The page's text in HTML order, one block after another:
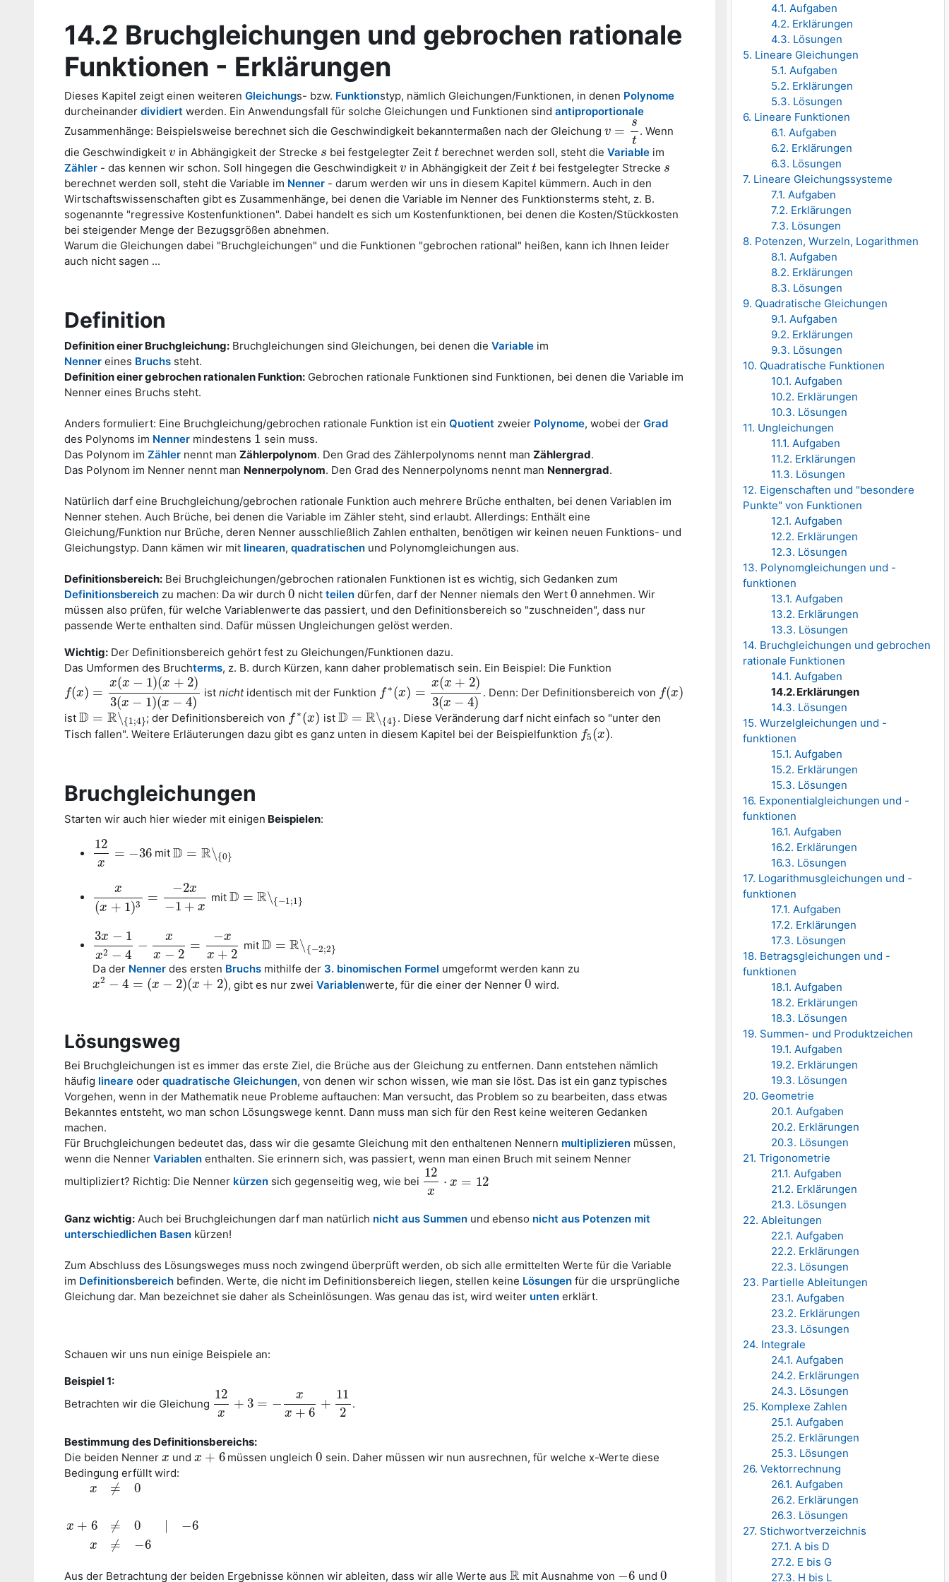
4.1. Aufgaben
4.2. Erklärungen
4.3. Lösungen
5. Lineare Gleichungen
5.1. Aufgaben
5.2. Erklärungen
5.3. Lösungen
6. Lineare Funktionen
6.1. Aufgaben
6.2. Erklärungen
6.3. Lösungen
7. Lineare Gleichungssysteme
7.1. Aufgaben
7.2. Erklärungen
7.3. Lösungen
8. Potenzen, Wurzeln, Logarithmen
8.1. Aufgaben
8.2. Erklärungen
8.3. Lösungen
9. Quadratische Gleichungen
9.1. Aufgaben
9.2. Erklärungen
9.3. Lösungen
10. Quadratische Funktionen
10.1. Aufgaben
10.2. Erklärungen
10.3. Lösungen
11. Ungleichungen
11.1. Aufgaben
11.2. Erklärungen
11.3. Lösungen
12. Eigenschaften und "besondere
Punkte" von Funktionen
12.1. Aufgaben
12.2. Erklärungen
12.3. Lösungen
13. Polynomgleichungen und -
funktionen
13.1. Aufgaben
13.2. Erklärungen
13.3. Lösungen
14. Bruchgleichungen und gebrochen
rationale Funktionen
14.1. Aufgaben
14.2. Erklärungen
14.3. Lösungen
15. Wurzelgleichungen und -
funktionen
15.1. Aufgaben
15.2. Erklärungen
15.3. Lösungen
16. Exponentialgleichungen und -
funktionen
16.1. Aufgaben
16.2. Erklärungen
16.3. Lösungen
17. Logarithmusgleichungen und -
funktionen
17.1. Aufgaben
17.2. Erklärungen
17.3. Lösungen
18. Betragsgleichungen und -
funktionen
18.1. Aufgaben
18.2. Erklärungen
18.3. Lösungen
19. Summen- und Produktzeichen
19.1. Aufgaben
19.2. Erklärungen
19.3. Lösungen
20. Geometrie
20.1. Aufgaben
20.2. Erklärungen
20.3. Lösungen
21. Trigonometrie
21.1. Aufgaben
21.2. Erklärungen
21.3. Lösungen
22. Ableitungen
22.1. Aufgaben
22.2. Erklärungen
22.3. Lösungen
23. Partielle Ableitungen
23.1. Aufgaben
23.2. Erklärungen
23.3. Lösungen
24. Integrale
24.1. Aufgaben
24.2. Erklärungen
24.3. Lösungen
25. Komplexe Zahlen
25.1. Aufgaben
25.2. Erklärungen
25.3. Lösungen
26. Vektorrechnung
26.1. Aufgaben
26.2. Erklärungen
26.3. Lösungen
27. Stichwortverzeichnis
27.1. A bis D
27.2. E bis G
27.3. H bis L
14.2 Bruchgleichungen und gebrochen rationale
Funktionen - Erklärungen
Dieses Kapitel zeigt einen weiteren Gleichungs- bzw. Funktionstyp, nämlich Gleichungen/Funktionen, in denen Polynome
durcheinander dividiert werden. Ein Anwendungsfall für solche Gleichungen und Funktionen sind antiproportionale
Zusammenhänge: Beispielsweise berechnet sich die Geschwindigkeit bekanntermaßen nach der Gleichung v =
s
t
v=st
. Wenn
die Geschwindigkeit v
v in Abhängigkeit der Strecke s
s bei festgelegter Zeitt
t berechnet werden soll, steht dieVariable im
Zähler - das kennen wir schon. Soll hingegen die Geschwindigkeit v
v in Abhängigkeit der Zeit t
t bei festgelegter Strecke s
s
berechnet werden soll, steht die Variable im Nenner - darum werden wir uns in diesem Kapitel kümmern. Auch in den
Wirtschaftswissenschaften gibt es Zusammenhänge, bei denen die Variable im Nenner des Funktionsterms steht, z. B.
sogenannte "regressive Kostenfunktionen". Dabei handelt es sich um Kostenfunktionen, bei denen die Kosten/Stückkosten
bei steigender Menge der Bezugsgrößen abnehmen.
Warum die Gleichungen dabei "Bruchgleichungen" und die Funktionen "gebrochen rational" heißen, kann ich Ihnen leider
auch nicht sagen ...
Definition
Definition einer Bruchgleichung: Bruchgleichungen sind Gleichungen, bei denen die Variable im
Nenner eines Bruchs steht.
Definition einer gebrochen rationalen Funktion: Gebrochen rationale Funktionen sind Funktionen, bei denen die Variable im
Nenner eines Bruchs steht.
Anders formuliert: Eine Bruchgleichung/gebrochen rationale Funktion ist ein Quotient zweier Polynome, wobei der Grad
des Polynoms im Nenner mindestens 1
1 sein muss.
Das Polynom im Zähler nennt man Zählerpolynom. Den Grad des Zählerpolynoms nennt man Zählergrad.
Das Polynom im Nenner nennt man Nennerpolynom. Den Grad des Nennerpolynoms nennt man Nennergrad.
Natürlich darf eine Bruchgleichung/gebrochen rationale Funktion auch mehrere Brüche enthalten, bei denen Variablen im
Nenner stehen. Auch Brüche, bei denen die Variable im Zähler steht, sind erlaubt. Allerdings: Enthält eine
Gleichung/Funktion nur Brüche, deren Nenner ausschließlich Zahlen enthalten, benötigen wir keinen neuen Funktions- und
Gleichungstyp. Dann kämen wir mit linearen, quadratischen und Polynomgleichungen aus.
Definitionsbereich: Bei Bruchgleichungen/gebrochen rationalen Funktionen ist es wichtig, sich Gedanken zum
Definitionsbereich zu machen: Da wir durch 0
0 nicht teilendürfen, darf der Nenner niemals den Wert 0
0 annehmen. Wir
müssen also prüfen, für welche Variablenwerte das passiert, und den Definitionsbereich so "zuschneiden", dass nur
passende Werte enthalten sind. Dafür müssen Ungleichungen gelöst werden.
Wichtig: Der Definitionsbereich gehört fest zu Gleichungen/Funktionen dazu.
Das Umformen des Bruchterms, z. B. durch Kürzen, kann daher problematisch sein. Ein Beispiel: Die Funktion
f(x) =
x(x − 1)(x + 2)
3(x − 1)(x − 4)
f(x)=x (x− 1)(x+2)3(x−1)(x−4) istnichtidentisch mit der Funktion f ∗(x) =
x(x + 2)
3(x − 4)
f∗(x)=x (x+ 2)3(x−4) . Denn: Der Definitionsbereich von f(x)
f(x)
ist D = R∖{1;4}
D=R∖{1;4} ; der Definitionsbereich von f ∗(x)
f∗(x) ist D = R∖{4}
D=R∖{4}
. Diese Veränderung darf nicht einfach so "unter den
Tisch fallen". Weitere Erläuterungen dazu gibt es ganz unten in diesem Kapitel bei der Beispielfunktion f5(x)
f5(x) .
Bruchgleichungen
Starten wir auch hier wieder mit einigen Beispielen:
12
x
= −36
12x =−36 mitD = R∖{0}
D=R∖{0}
x
(x + 1)3 =
−2x
−1 + x
x(x+1)3=− 2x− 1+x mit D = R∖{−1;1}
D=R∖{−1;1}
3x − 1
x2 − 4
−
x
x − 2
=
−x
x + 2
3x−1x2− 4− xx−2=− xx +2 mit D = R∖ {−2;2}
D=R∖{−2 ;2}
Da der Nenner des ersten Bruchs mithilfe der 3. binomischen Formel umgeformt werden kann zu
x2 − 4 = (x − 2)(x + 2)
x2 −4 =( x−2 )(x +2 , gibt es nur zweiVariablenwerte, für die einer der Nenner0
0 wird.
Lösungsweg
Bei Bruchgleichungen ist es immer das erste Ziel, die Brüche aus der Gleichung zu entfernen. Dann entstehen nämlich
häufig lineare oder quadratische Gleichungen, von denen wir schon wissen, wie man sie löst. Das ist ein ganz typisches
Vorgehen, wenn in der Mathematik neue Probleme auftauchen: Man versucht, das Problem so zu bearbeiten, dass etwas
Bekanntes entsteht, wo man schon Lösungswege kennt. Dann muss man sich für den Rest keine weiteren Gedanken
machen.
Für Bruchgleichungen bedeutet das, dass wir die gesamte Gleichung mit den enthaltenen Nennern multiplizieren müssen,
wenn die Nenner Variablen enthalten. Sie erinnern sich, was passiert, wenn man einen Bruch mit seinem Nenner
multipliziert? Richtig: Die Nenner kürzen sich gegenseitig weg, wie bei
12
x
⋅ x = 12
12x x =12
Ganz wichtig: Auch bei Bruchgleichungen darf man natürlich nicht aus Summen und ebenso nicht aus Potenzen mit
unterschiedlichen Basen kürzen!
Zum Abschluss des Lösungsweges muss noch zwingend überprüft werden, ob sich alle ermittelten Werte für die Variable
im Definitionsbereich befinden. Werte, die nicht im Definitionsbereich liegen, stellen keine Lösungen für die ursprüngliche
Gleichung dar. Man bezeichnet sie daher als Scheinlösungen. Was genau das ist, wird weiter unten erklärt.
Schauen wir uns nun einige Beispiele an:
Beispiel 1:
Betrachten wir die Gleichung
12
x
+ 3 = −
x
x + 6
+
11
2
12x +3 =− xx +6 +112 .
Bestimmung des Definitionsbereichs:
Die beiden Nenner x
x undx + 6
x+6 müssen ungleich0
0 sein. Daher müssen wir nun ausrechnen, für welche x-Werte diese
Bedingung erfüllt wird:
x
x + 6
x
≠
≠
≠
0
0
−6
−6
|
Aus der Betrachtung der beiden Ergebnisse können wir ableiten, dass wir alle Werte aus R
R mit Ausnahme von −6
−6 und 0
0